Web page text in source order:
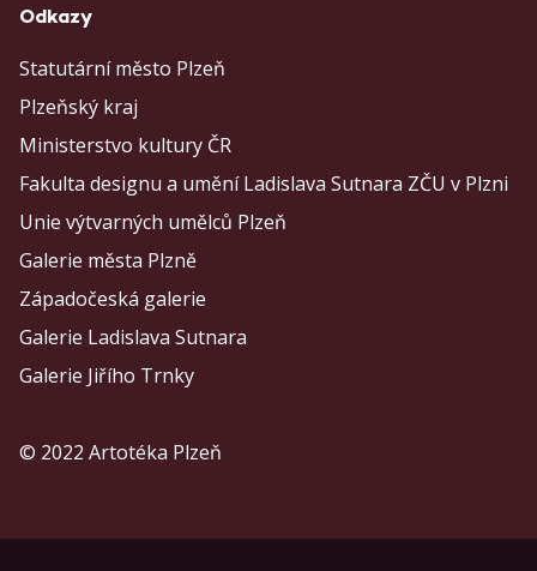
Odkazy
Statutární město Plzeň
Plzeňský kraj
Ministerstvo kultury ČR
Fakulta designu a umění Ladislava Sutnara ZČU v Plzni
Unie výtvarných umělců Plzeň
Galerie města Plzně
Západočeská galerie
Galerie Ladislava Sutnara
Galerie Jiřího Trnky
© 2022 Artotéka Plzeň